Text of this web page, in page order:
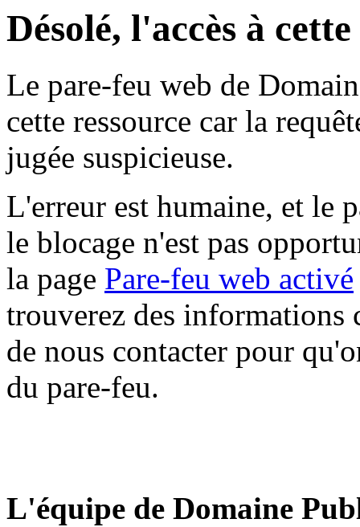
Désolé, l'accès à
Le pare-feu web de
cette ressource car la
jugée suspicieuse.
L'erreur est humaine, et le
le blocage n'est pas
la page Pare-feu web activé
trouverez des informations
de nous contacter pour
du pare-feu.
L'équipe de Domaine